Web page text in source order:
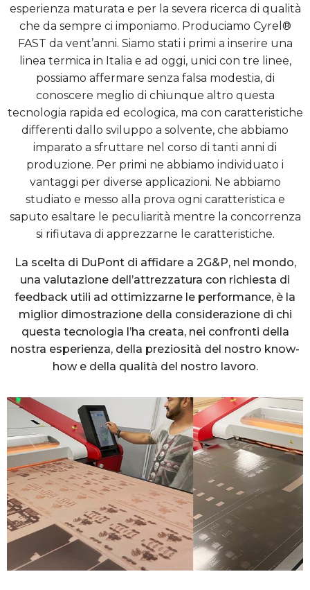
esperienza maturata e per la severa ricerca di qualità
che da sempre ci imponiamo. Produciamo Cyrel®
FAST da vent’anni. Siamo stati i primi a inserire una
linea termica in Italia e ad oggi, unici con tre linee,
possiamo affermare senza falsa modestia, di
conoscere meglio di chiunque altro questa
tecnologia rapida ed ecologica, ma con caratteristiche
differenti dallo sviluppo a solvente, che abbiamo
imparato a sfruttare nel corso di tanti anni di
produzione. Per primi ne abbiamo individuato i
vantaggi per diverse applicazioni. Ne abbiamo
studiato e messo alla prova ogni caratteristica e
saputo esaltare le peculiarità mentre la concorrenza
si rifiutava di apprezzarne le caratteristiche.
La scelta di DuPont di affidare a 2G&P, nel mondo,
una valutazione dell’attrezzatura con richiesta di
feedback utili ad ottimizzarne le performance, è la
miglior dimostrazione della considerazione di chi
questa tecnologia l’ha creata, nei confronti della
nostra esperienza, della preziosità del nostro know-
how e della qualità del nostro lavoro.